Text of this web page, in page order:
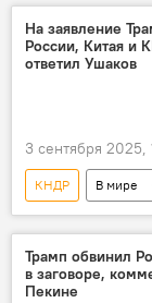
Россия
На заявление
России, Китая и
ответил Ушаков
3 сентября 2025,
КНДР В мире
США
Юрий Ушаков
Си Цзиньпин
Трамп обвинил
в заговоре,
Пекине